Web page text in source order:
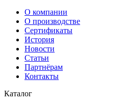
О компании
О производстве
Сертификаты
История
Новости
Статьи
Партнёрам
Контакты
Каталог